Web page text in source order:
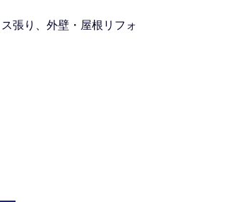
張り、外壁・屋根リフォ